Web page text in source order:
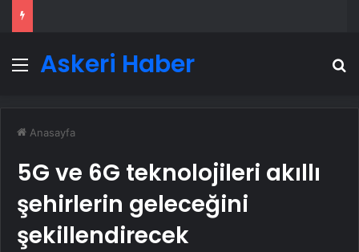
Menü
Askeri Haber
Anasayfa
5G ve 6G teknolojileri akıllı
şehirlerin geleceğini
şekillendirecek